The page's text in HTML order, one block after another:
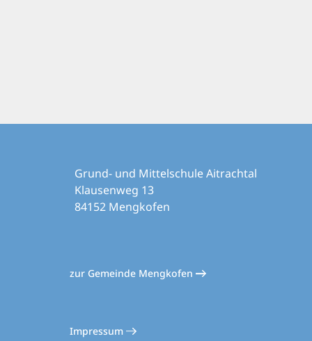
Grund- und Mittelschule Aitrachtal
Klausenweg 13
84152 Mengkofen
zur Gemeinde Mengkofen
Impressum